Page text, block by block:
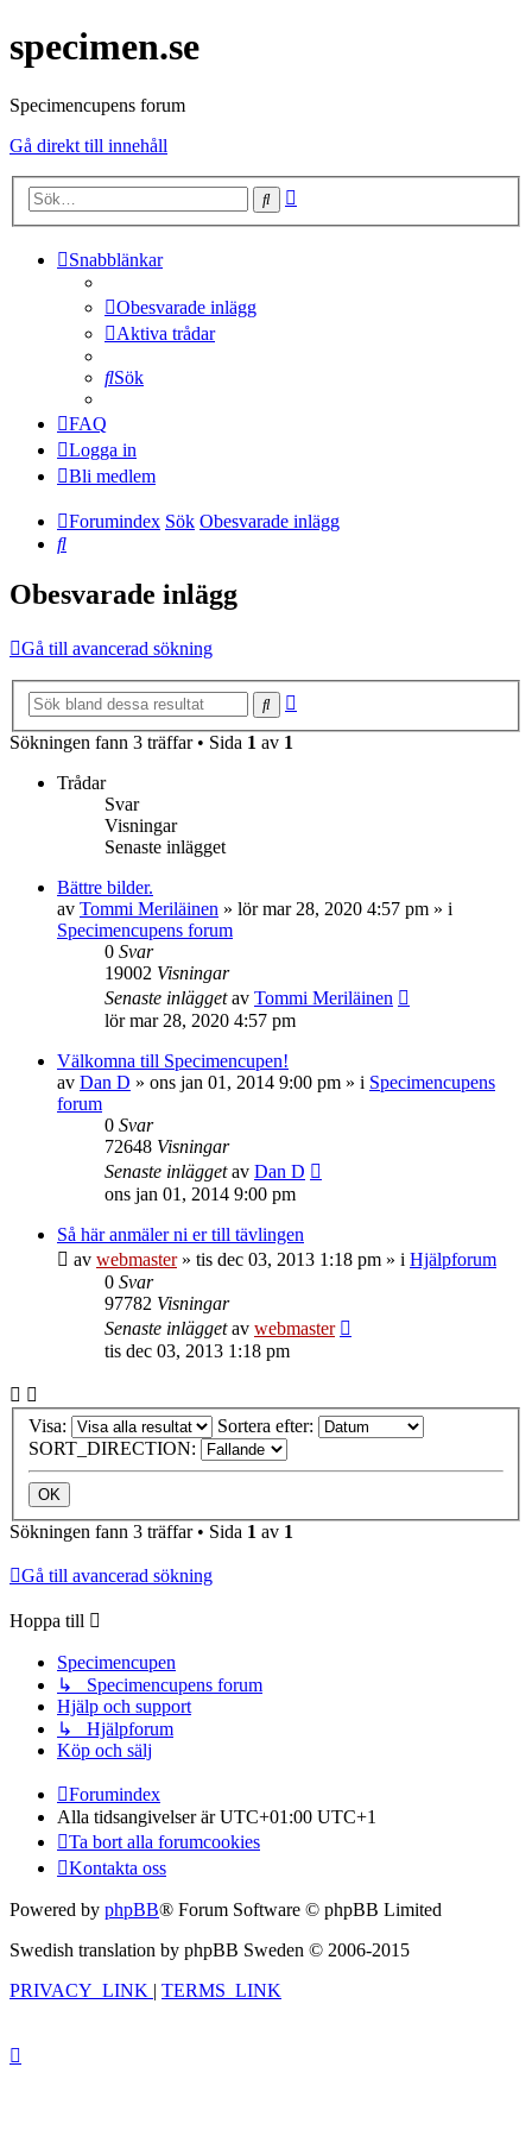
specimen.se
Specimencupens forum
Gå direkt till innehåll
Sök
Snabblänkar
Obesvarade inlägg
Aktiva trådar
Sök
FAQ
Logga in
Bli medlem
Forumindex Sök Obesvarade inlägg
Sök
Obesvarade inlägg
Gå till avancerad sökning
Sök
Sökningen fann 3 träffar • Sida 1 av 1
Trådar
Svar
Visningar
Senaste inlägget
Bättre bilder.
av Tommi Meriläinen » lör mar 28, 2020 4:57 pm » i
Specimencupens forum
0 Svar
19002 Visningar
Senaste inläggetav Tommi Meriläinen
lör mar 28, 2020 4:57 pm
Välkomna till Specimencupen!
av Dan D » ons jan 01, 2014 9:00 pm » i Specimencupens
forum
0 Svar
72648 Visningar
Senaste inläggetav Dan D
ons jan 01, 2014 9:00 pm
Så här anmäler ni er till tävlingen
av webmaster» tis dec 03, 2013 1:18 pm » i Hjälpforum
0 Svar
97782 Visningar
Senaste inläggetav webmaster
tis dec 03, 2013 1:18 pm
Visa:
Sortera efter:
SORT_DIRECTION:
Sökningen fann 3 träffar • Sida 1 av 1
Gå till avancerad sökning
Hoppa till
Specimencupen
↳ Specimencupens forum
Hjälp och support
↳ Hjälpforum
Köp och sälj
Forumindex
Alla tidsangivelser är UTC+01:00 UTC+1
Ta bort alla forumcookies
Kontakta oss
Powered by phpBB® Forum Software © phpBB Limited
Swedish translation by phpBB Sweden © 2006-2015
PRIVACY_LINK
TERMS_LINK